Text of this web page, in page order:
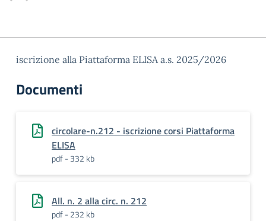
iscrizione alla Piattaforma ELISA a.s. 2025/2026
Documenti
circolare-n.212 - iscrizione corsi Piattaforma
ELISA
pdf - 332 kb
All. n. 2 alla circ. n. 212
pdf - 232 kb